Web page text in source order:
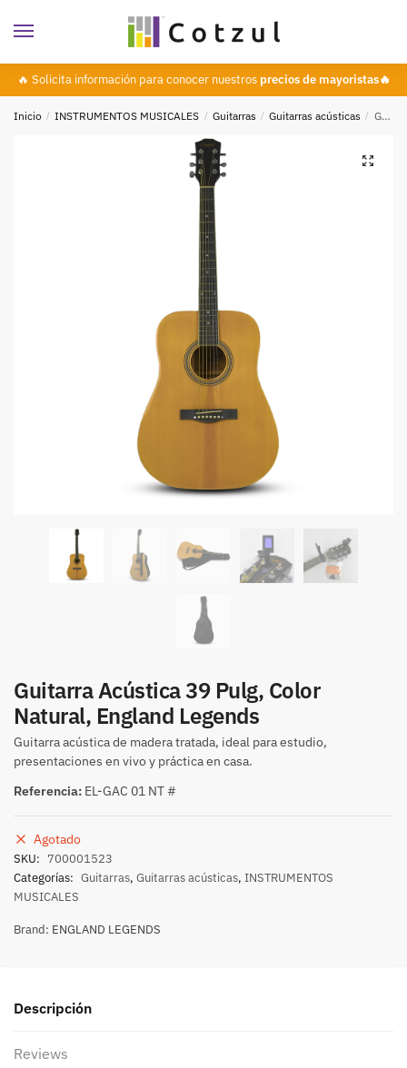
🔥 Solicita información para conocer nuestros precios de mayoristas🔥
Inicio / INSTRUMENTOS MUSICALES / Guitarras / Guitarras acústicas / Guitarra Acústica 39 Pulg, Color Natural, England Legends
🔍
Guitarra Acústica 39 Pulg, Color
Natural, England Legends
Guitarra acústica de madera tratada, ideal para estudio,
presentaciones en vivo y práctica en casa.
Referencia: EL-GAC 01 NT #
Agotado
SKU: 700001523
Categorías: Guitarras, Guitarras acústicas, INSTRUMENTOS
MUSICALES
Brand: ENGLAND LEGENDS
Descripción
Reviews